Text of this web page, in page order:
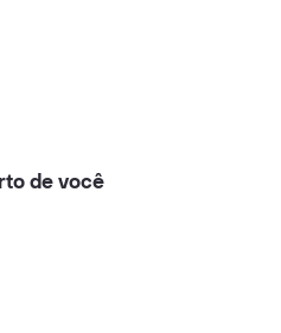
de você